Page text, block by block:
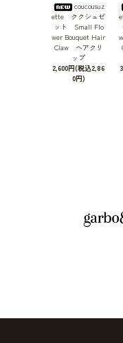
coucousuz
ette ククシュゼ
ット Small Flo
wer Bouquet Hair
Claw ヘアクリ
ップ
2,600円(税込2,86
0円)